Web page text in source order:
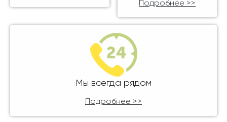
Подробнее >>
Мы всегда рядом
Подробнее >>